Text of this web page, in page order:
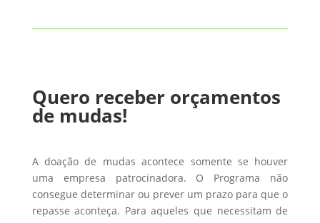
Quero receber orçamentos
de mudas!
A doação de mudas acontece somente se houver
uma empresa patrocinadora. O Programa não
consegue determinar ou prever um prazo para que o
repasse aconteça. Para aqueles que necessitam de